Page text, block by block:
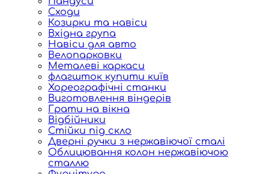
Сходи
Козирки та навіси
Вхідна група
Навіси для авто
Велопарковки
Металеві каркаси
флагшток купити київ
Хореографічні станки
Виготовлення віндерів
Грати на вікна
Відбійники
Стійки під скло
Дверні ручки з нержавіючої сталі
Облицювання колон нержавіючою
сталлю